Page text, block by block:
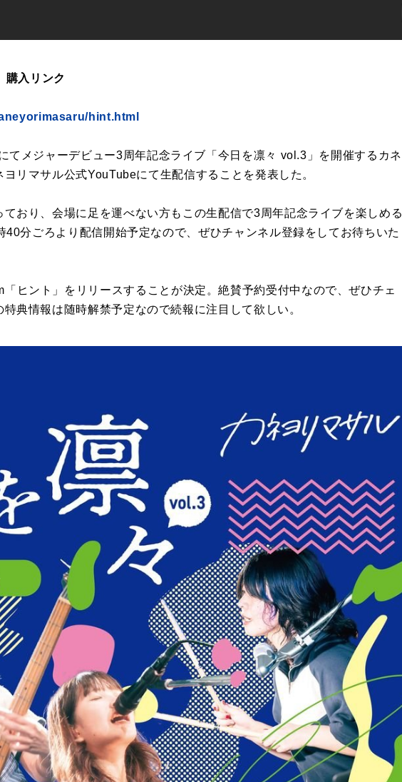
購入リンク
hint.html
メジャーデビュー3周年記念ライブ「今日を凛々 vol.3」を開催するカネ
リマサル公式YouTubeにて生配信することを発表した。
おり、会場に足を運べない方もこの生配信で3周年記念ライブを楽しめる
分ごろより配信開始予定なので、ぜひチャンネル登録をしてお待ちいた
ヒント」をリリースすることが決定。絶賛予約受付中なので、ぜひチェ
典情報は随時解禁予定なので続報に注目して欲しい。